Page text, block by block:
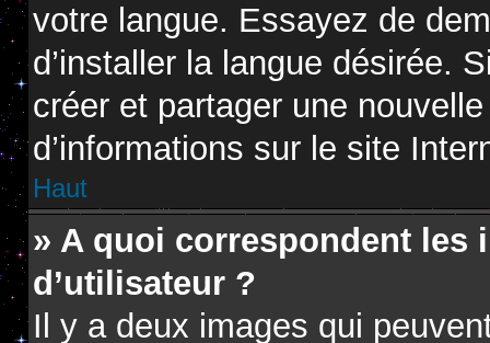
votre langue. Essayez de
d’installer la langue désirée.
créer et partager une
d’informations sur le site
Haut
» A quoi correspondent les
d’utilisateur ?
Il y a deux images qui